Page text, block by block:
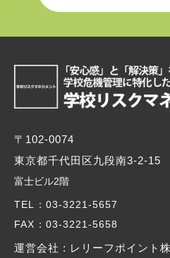
〒102-0074
東京都千代田区九段南3-2-15
富士ビル2階
TEL ：03-3221-5657
FAX ：03-3221-5658
運営会社 : レリーフポイント